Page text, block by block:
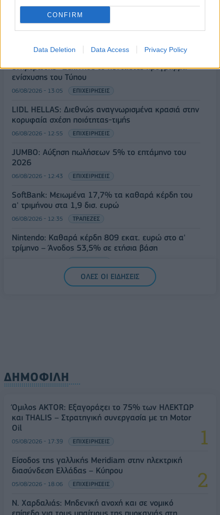
CONFIRM
Data Deletion Data Access Privacy Policy
Άνοιξε η πλατφόρμα για ενισχύσεις de minimis
ύψους 24,6 εκατ. ευρώ σε παραγωγούς
Χρηματοδότηση 8 εκατ. ευρώ σε 843 μέσα
ενημέρωσης- Ξεκίνησε το πενταετές πρόγραμμα
ενίσχυσης του Τύπου
06/08/2026 - 13:05 ΕΠΙΧΕΙΡΗΣΕΙΣ
LIDL HELLAS: Διεθνώς αναγνωρισμένα κρασιά στην
κορυφαία σχέση ποιότητας-τιμής
06/08/2026 - 12:55 ΕΠΙΧΕΙΡΗΣΕΙΣ
JUMBO: Αύξηση πωλήσεων 5% το επτάμηνο του
2026
06/08/2026 - 12:43 ΕΠΙΧΕΙΡΗΣΕΙΣ
SoftBank: Μειωμένα 17,7% τα καθαρά κέρδη του
α' τριμήνου στα 1,9 δισ. ευρώ
06/08/2026 - 12:35 ΤΡΑΠΕΖΕΣ
Nintendo: Καθαρά κέρδη 809 εκατ. ευρώ στο α'
τρίμηνο – Άνοδος 53,5% σε ετήσια βάση
ΟΛΕΣ ΟΙ ΕΙΔΗΣΕΙΣ
ΔΗΜΟΦΙΛΗ
Όμιλος AKTOR: Εξαγοράζει το 75% των ΗΛΕΚΤΩΡ
και THALIS – Στρατηγική συνεργασία με τη Motor
Oil
05/08/2026 - 17:39 ΕΠΙΧΕΙΡΗΣΕΙΣ
Είσοδος της γαλλικής Meridiam στην ηλεκτρική
διασύνδεση Ελλάδας – Κύπρου
05/08/2026 - 18:06 ΕΠΙΧΕΙΡΗΣΕΙΣ
Ν. Χαρδαλιάς: Μηδενική ανοχή και σε νομικό
επίπεδο για τους υπαίτιους της πυρκαγιάς στη